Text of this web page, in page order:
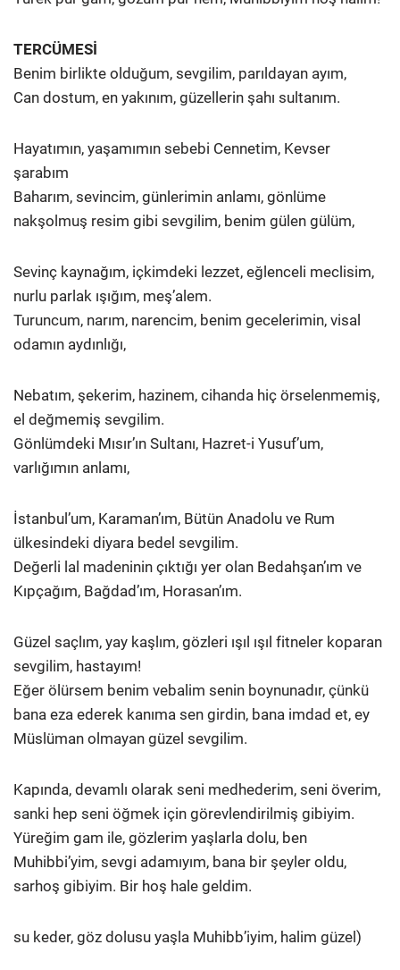
TERCÜMESİ
Benim birlikte olduğum, sevgilim, parıldayan ayım,
Can dostum, en yakınım, güzellerin şahı sultanım.
Hayatımın, yaşamımın sebebi Cennetim, Kevser
şarabım
Baharım, sevincim, günlerimin anlamı, gönlüme
nakşolmuş resim gibi sevgilim, benim gülen gülüm,
Sevinç kaynağım, içkimdeki lezzet, eğlenceli meclisim,
nurlu parlak ışığım, meş’alem.
Turuncum, narım, narencim, benim gecelerimin, visal
odamın aydınlığı,
Nebatım, şekerim, hazinem, cihanda hiç örselenmemiş,
el değmemiş sevgilim.
Gönlümdeki Mısır’ın Sultanı, Hazret-i Yusuf’um,
varlığımın anlamı,
İstanbul’um, Karaman’ım, Bütün Anadolu ve Rum
ülkesindeki diyara bedel sevgilim.
Değerli lal madeninin çıktığı yer olan Bedahşan’ım ve
Kıpçağım, Bağdad’ım, Horasan’ım.
Güzel saçlım, yay kaşlım, gözleri ışıl ışıl fitneler koparan
sevgilim, hastayım!
Eğer ölürsem benim vebalim senin boynunadır, çünkü
bana eza ederek kanıma sen girdin, bana imdad et, ey
Müslüman olmayan güzel sevgilim.
Kapında, devamlı olarak seni medhederim, seni överim,
sanki hep seni öğmek için görevlendirilmiş gibiyim.
Yüreğim gam ile, gözlerim yaşlarla dolu, ben
Muhibbi’yim, sevgi adamıyım, bana bir şeyler oldu,
sarhoş gibiyim. Bir hoş hale geldim.
su keder, göz dolusu yaşla Muhibb’iyim, halim güzel)